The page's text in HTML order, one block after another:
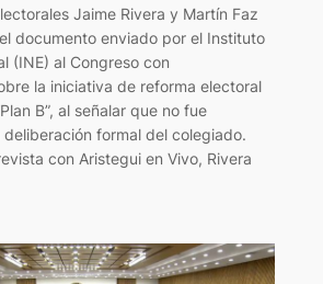
Jaime Rivera y Martín Faz
documento enviado por el Instituto
(INE) al Congreso con
la iniciativa de reforma electoral
B”, al señalar que no fue
formal del colegiado.
con Aristegui en Vivo, Rivera